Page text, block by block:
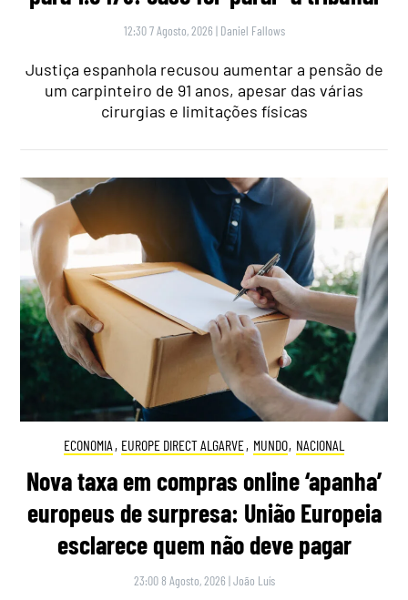
12:30 7 Agosto, 2026 | Daniel Fallows
Justiça espanhola recusou aumentar a pensão de
um carpinteiro de 91 anos, apesar das várias
cirurgias e limitações físicas
ECONOMIA , EUROPE DIRECT ALGARVE, MUNDO, NACIONAL
Nova taxa em compras online ‘apanha’
europeus de surpresa: União Europeia
esclarece quem não deve pagar
23:00 8 Agosto, 2026 |João Luís